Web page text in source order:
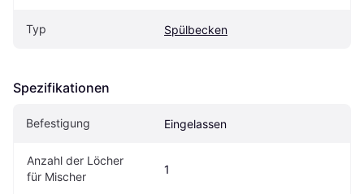
Typ Spülbecken
Spezifikationen
Befestigung Eingelassen
Anzahl der Löcher
für Mischer
1